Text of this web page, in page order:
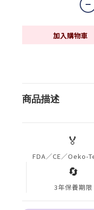
加入購物車
商品描述
🏅
FDA／CE／Oeko-
🔄
3年保養期限